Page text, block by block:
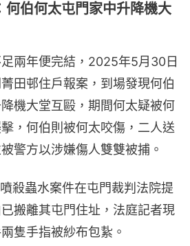
伯何太屯門家中升降機大
兩年便完結，2025年5月30日
田邨住戶報案，到場發現何伯
機大堂互毆，期間何太疑被何
，何伯則被何太咬傷，二人送
警方以涉嫌傷人雙雙被捕。
殺蟲水案件在屯門裁判法院提
搬離其屯門住址，法庭記者現
隻手指被紗布包紥。